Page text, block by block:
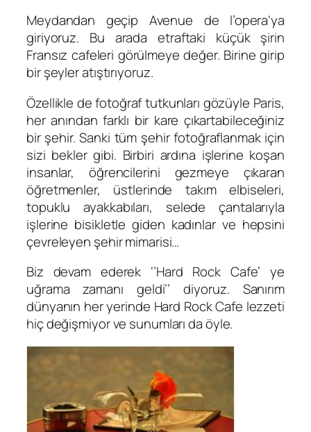
Meydandan geçip Avenue de l’opera‘ya
giriyoruz. Bu arada etraftaki küçük şirin
Fransız cafeleri görülmeye değer. Birine girip
bir şeyler atıştırıyoruz.
Özellikle de fotoğraf tutkunları gözüyle Paris,
her anından farklı bir kare çıkartabileceğiniz
bir şehir. Sanki tüm şehir fotoğraflanmak için
sizi bekler gibi. Birbiri ardına işlerine koşan
insanlar, öğrencilerini gezmeye çıkaran
öğretmenler, üstlerinde takım elbiseleri,
topuklu ayakkabıları, selede çantalarıyla
işlerine bisikletle giden kadınlar ve hepsini
çevreleyen şehir mimarisi…
Biz devam ederek ‘’Hard Rock Cafe’ ye
uğrama zamanı geldi’’ diyoruz. Sanırım
dünyanın her yerinde Hard Rock Cafe lezzeti
hiç değişmiyor ve sunumları da öyle.